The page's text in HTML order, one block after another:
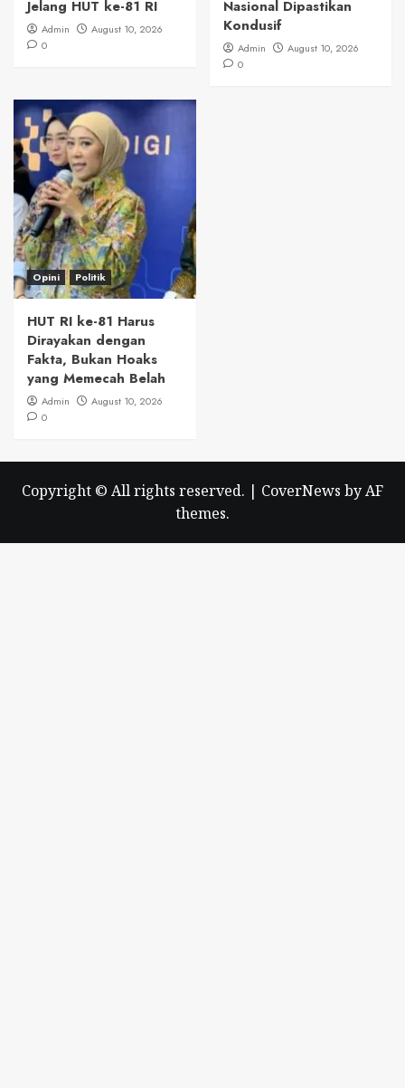
Jelang HUT ke-81 RI
Admin
August 10, 2026
0
Nasional Dipastikan
Kondusif
Admin
August 10, 2026
0
Opini Politik
HUT RI ke-81 Harus
Dirayakan dengan
Fakta, Bukan Hoaks
yang Memecah Belah
Admin
August 10, 2026
0
Copyright © All rights reserved. | CoverNews by AF
themes.